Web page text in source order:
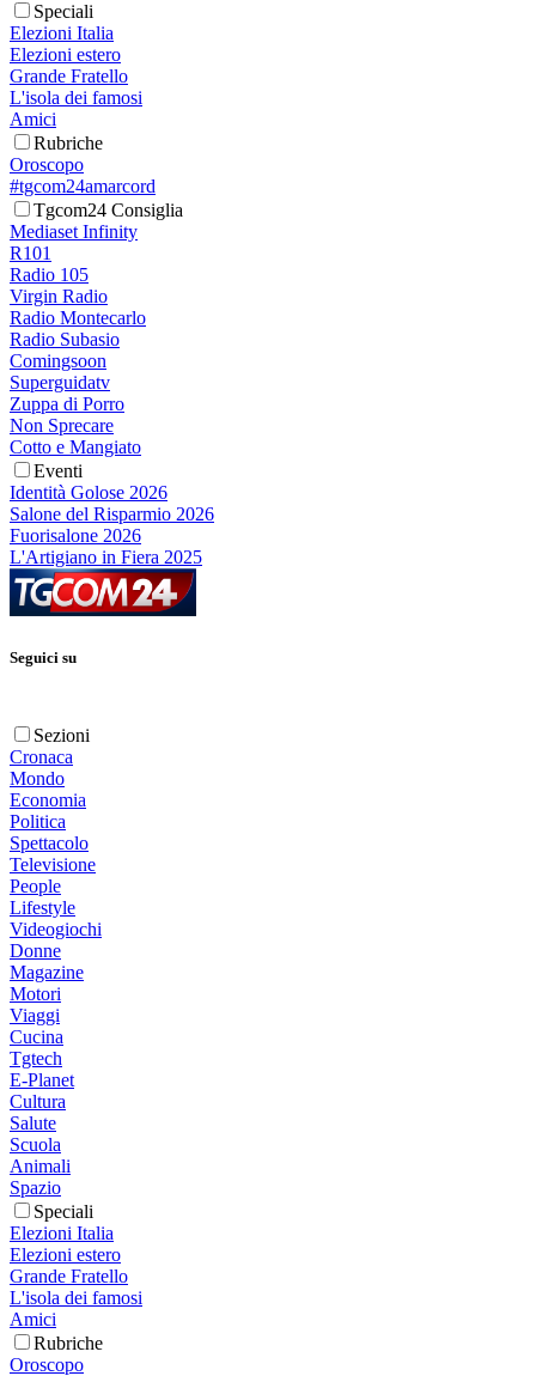
Speciali
Elezioni Italia
Elezioni estero
Grande Fratello
L'isola dei famosi
Amici
Rubriche
Oroscopo
#tgcom24amarcord
Tgcom24 Consiglia
Mediaset Infinity
R101
Radio 105
Virgin Radio
Radio Montecarlo
Radio Subasio
Comingsoon
Superguidatv
Zuppa di Porro
Non Sprecare
Cotto e Mangiato
Eventi
Identità Golose 2026
Salone del Risparmio 2026
Fuorisalone 2026
L'Artigiano in Fiera 2025
Seguici su
Sezioni
Cronaca
Mondo
Economia
Politica
Spettacolo
Televisione
People
Lifestyle
Videogiochi
Donne
Magazine
Motori
Viaggi
Cucina
Tgtech
E-Planet
Cultura
Salute
Scuola
Animali
Spazio
Speciali
Elezioni Italia
Elezioni estero
Grande Fratello
L'isola dei famosi
Amici
Rubriche
Oroscopo